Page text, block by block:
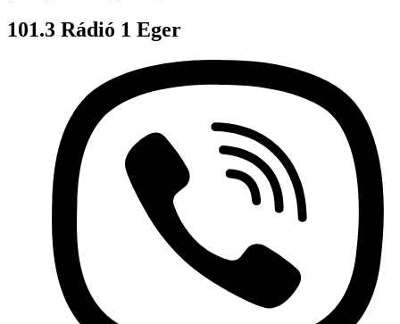
101.3 Rádió 1 Eger